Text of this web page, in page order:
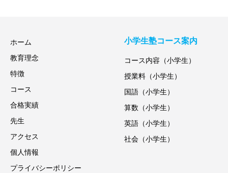
ホーム
教育理念
特徴
コース
合格実績
先生
アクセス
個人情報
プライバシーポリシー
小学生塾コース案内
コース内容（小学生）
授業料（小学生）
国語（小学生）
算数（小学生）
英語（小学生）
社会（小学生）